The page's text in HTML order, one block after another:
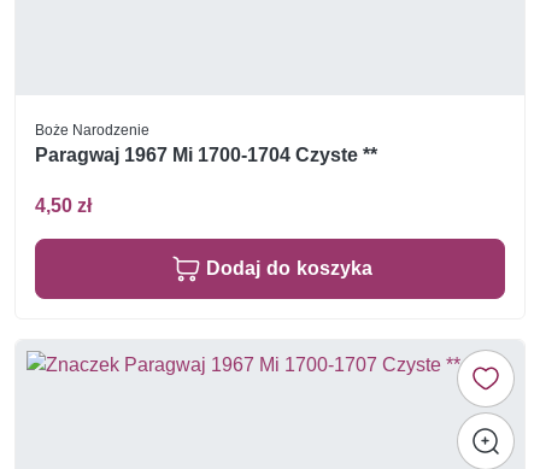
Boże Narodzenie
Paragwaj 1967 Mi 1700-1704 Czyste **
4,50 zł
Dodaj do koszyka